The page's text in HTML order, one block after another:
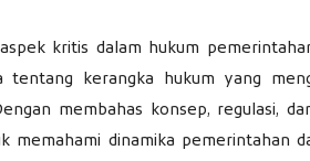
kritis dalam hukum
tentang kerangka hukum yang
membahas konsep, regulasi,
dinamika pemerintahan